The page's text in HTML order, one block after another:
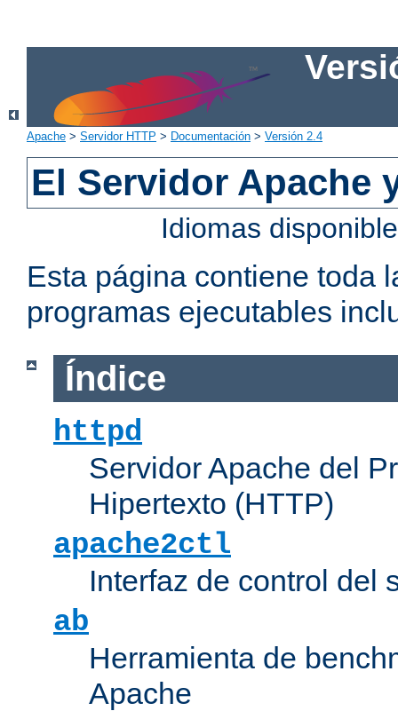
Apache > Servidor HTTP > Documentación > Versión 2.4
El Servidor Apache
Idiomas
Esta página contiene toda
programas ejecutables
Índice
httpd
Servidor Apache del
Hipertexto (HTTP)
apache2ctl
Interfaz de control del
ab
Herramienta de
Apache